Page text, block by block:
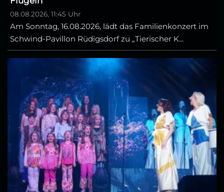
08.08.2026, 11:45 Uhr
Am Sonntag, 16.08.2026, lädt das Familienkonzert im
Schwind-Pavillon Rüdigsdorf zu „Tierischer K...